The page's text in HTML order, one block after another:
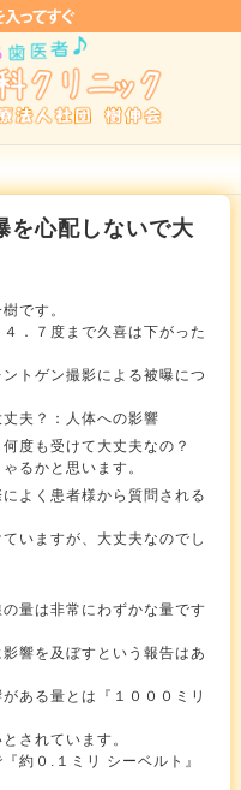
を心配しないで大
です。
．７度まで久喜は下がった
トゲン撮影による被曝につ
夫？：人体への影響
度も受けて大丈夫なの？
るかと思います。
よく患者様から質問される
いますが、大丈夫なのでし
量は非常にわずかな量です
響を及ぼすという報告はあ
ある量とは『１０００ミリ
されています。
約０.１ミリ シーベルト』